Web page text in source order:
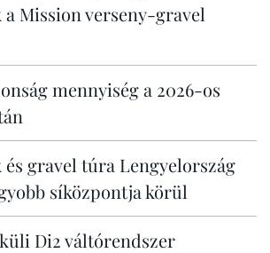
Mission verseny-gravel
mennyiség a 2026-os
és gravel túra Lengyelország
síközpontja körül
Di2 váltórendszer